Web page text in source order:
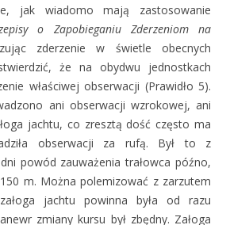
jak wiadomo mają zastosowanie
o Zapobieganiu Zderzeniom na
zderzenie w świetle obecnych
że na obydwu jednostkach
właściwej obserwacji (Prawidło 5).
ani obserwacji wzrokowej, ani
jachtu, co zresztą dość często ma
obserwacji za rufą. Był to z
powód zauważenia trałowca późno,
m. Można polemizować z zarzutem
jachtu powinna była od razu
zmiany kursu był zbędny. Załoga